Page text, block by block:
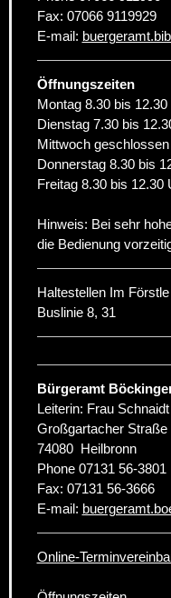
Fax: 07066 9119929
E-mail:
Öffnungszeiten
Montag 8.30 bis
Dienstag 7.30 bis
Mittwoch geschlossen
Donnerstag 8.30 bis
Freitag 8.30 bis 12.30
Hinweis: Bei sehr
die Bedienung
Haltestellen Im
Buslinie 8, 31
Bürgeramt
Leiterin: Frau Schnaidt
Großgartacher Straße
74080 Heilbronn
Phone 07131 56-3801
Fax: 07131 56-3666
E-mail:
Online-